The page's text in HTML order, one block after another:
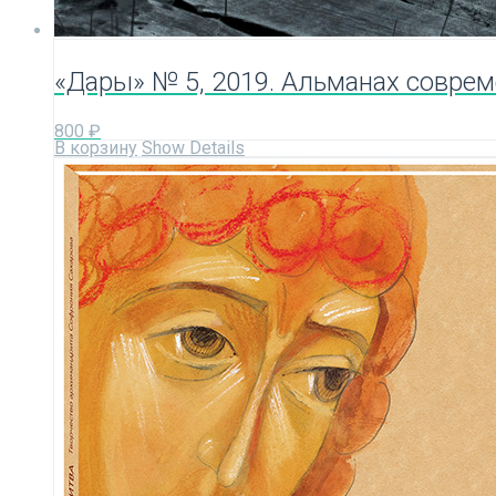
«Дары» № 5, 2019. Альманах
800 ₽
В корзину Show Details